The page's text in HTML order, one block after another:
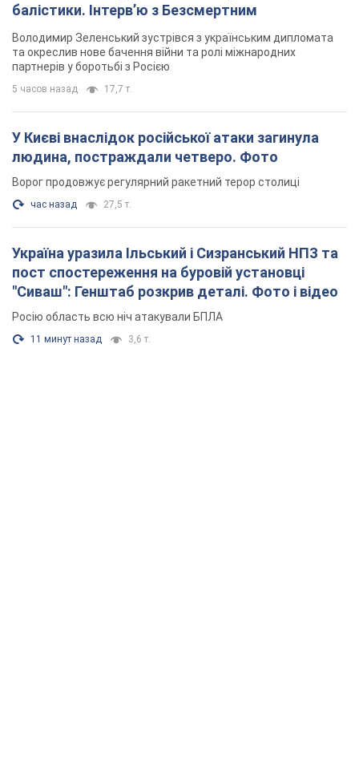
балістики. Інтерв’ю з Безсмертним
Володимир Зеленський зустрівся з українським дипломата
та окреслив нове бачення війни та ролі міжнародних
партнерів у боротьбі з Росією
5 часов назад 17,7 т.
У Києві внаслідок російської атаки загинула
людина, постраждали четверо. Фото
Ворог продовжує регулярний ракетний терор столиці
час назад 27,5 т.
Україна уразила Ільський і Сизранський НПЗ та
пост спостереження на буровій установці
"Сиваш": Генштаб розкрив деталі. Фото і відео
Росію область всю ніч атакували БПЛА
11 минут назад 3,6 т.